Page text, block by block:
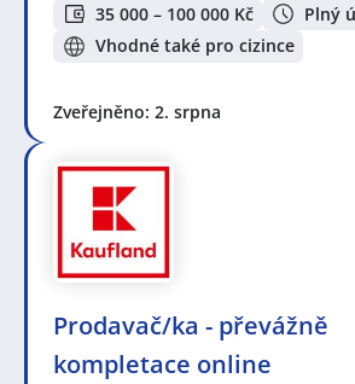
35 000 – 100 000 Kč
Plný
Vhodné také pro cizince
Zveřejněno: 2. srpna
Prodavač/ka - převážně
kompletace online